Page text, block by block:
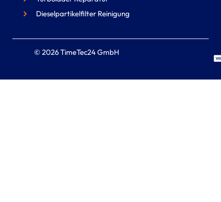
Dieselpartikelfilter Reinigung
© 2026 TimeTec24 GmbH